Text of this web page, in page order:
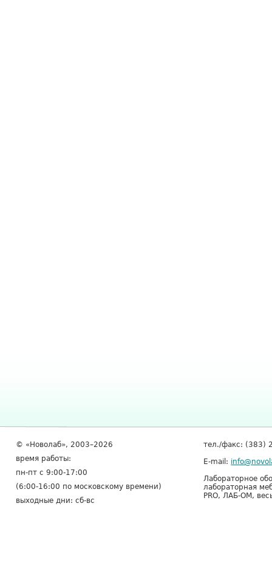
© «Новолаб», 2003–2026
время работы:
пн-пт с 9:00-17:00
(6:00-16:00 по московскому времени)
выходные дни: сб-вс
тел./факс: (383)
E-mail:
Лабораторное
лабораторная
PRO, ЛАБ-ОМ,